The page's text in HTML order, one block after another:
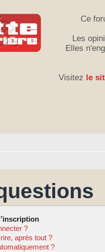
Ce
Les
Elles
Visitez le
?
après tout ?
?